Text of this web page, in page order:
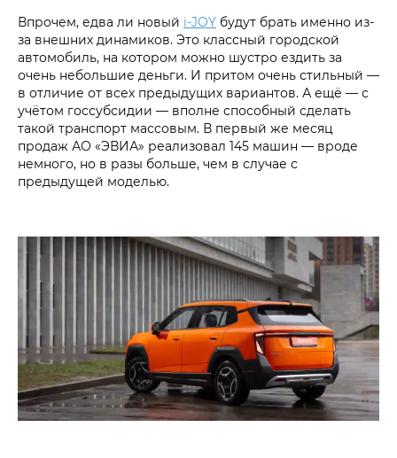
Впрочем, едва ли новый i‑JOY будут брать именно из-
за внешних динамиков. Это классный городской
автомобиль, на котором можно шустро ездить за
очень небольшие деньги. И притом очень стильный —
в отличие от всех предыдущих вариантов. А ещё — с
учётом госсубсидии — вполне способный сделать
такой транспорт массовым. В первый же месяц
продаж АО «ЭВИА» реализовал 145 машин — вроде
немного, но в разы больше, чем в случае с
предыдущей моделью.